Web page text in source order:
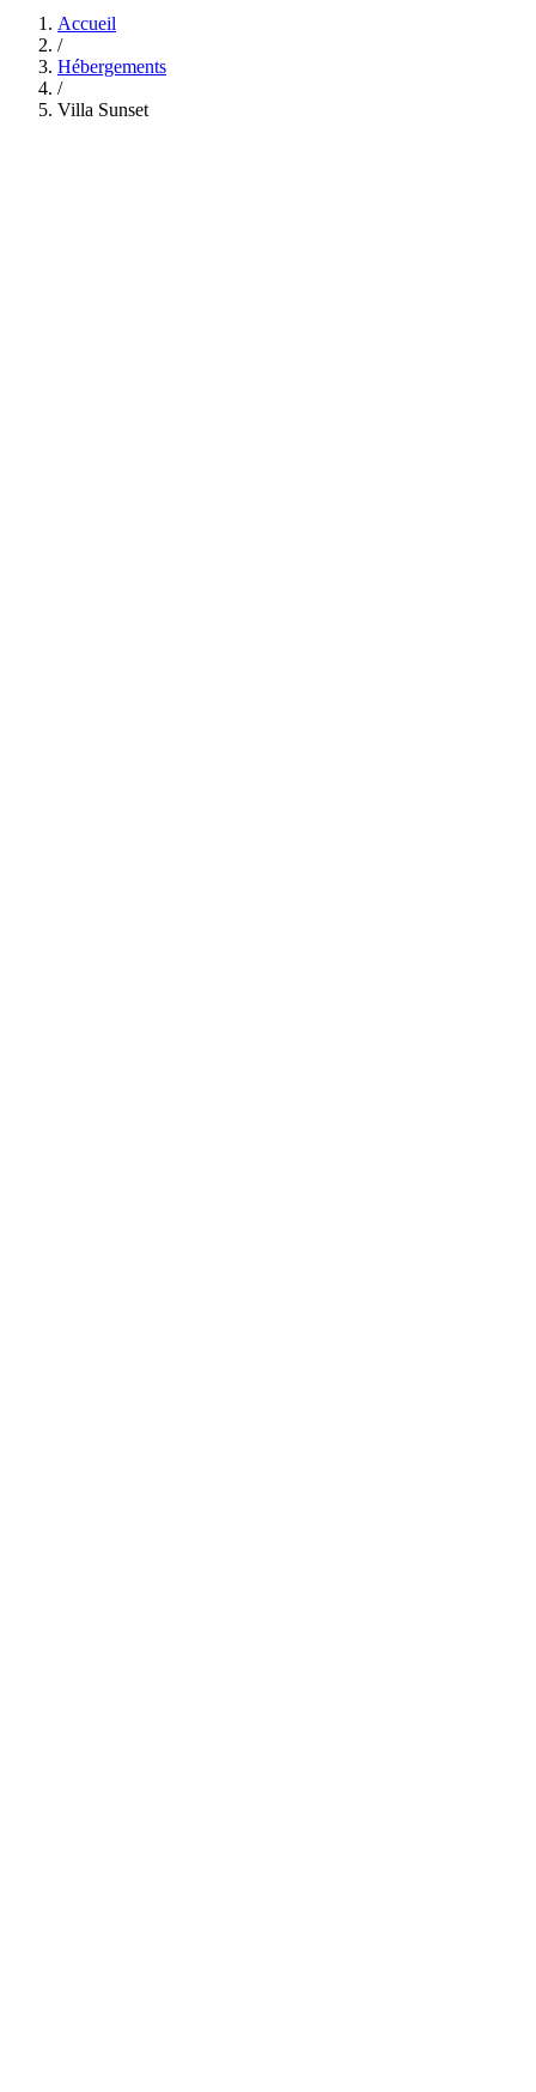
Accueil
/
Hébergements
/
Villa Sunset